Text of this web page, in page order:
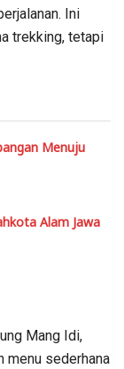
Ini
trekking, tetapi
Menuju
Alam Jawa
Mang Idi,
menu sederhana